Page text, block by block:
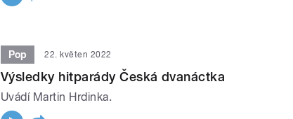
Pop 22. květen 2022
Výsledky hitparády Česká dvanáctka
Uvádí Martin Hrdinka.